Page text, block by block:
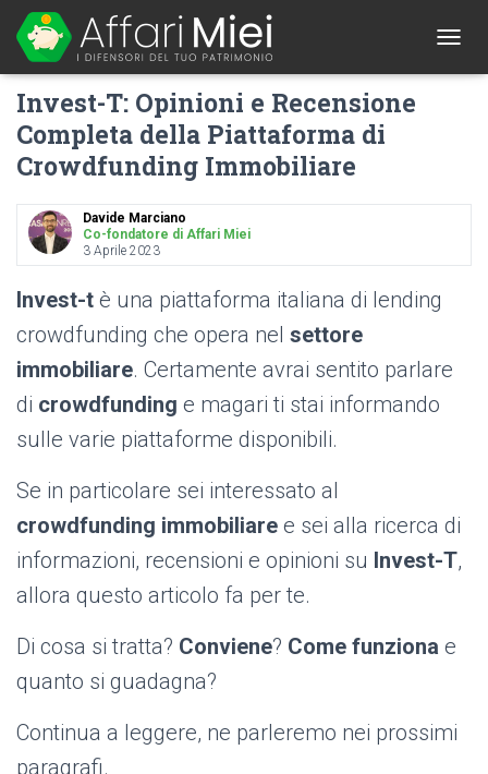
O
N
Invest-T: Opinioni e Recensione
Completa della Piattaforma di
Crowdfunding Immobiliare
Davide Marciano
Co-fondatore di Affari Miei
3 Aprile 2023
Invest-t è una piattaforma italiana di lending
crowdfunding che opera nel settore
immobiliare. Certamente avrai sentito parlare
di crowdfunding e magari ti stai informando
sulle varie piattaforme disponibili.
Se in particolare sei interessato al
crowdfunding immobiliare e sei alla ricerca di
informazioni, recensioni e opinioni su Invest-T,
allora questo articolo fa per te.
Di cosa si tratta? Conviene? Come funziona e
quanto si guadagna?
Continua a leggere, ne parleremo nei prossimi
paragrafi.